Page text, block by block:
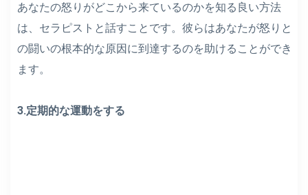
あなたの怒りがどこから来ているのかを知る良い方法
は、セラピストと話すことです。彼らはあなたが怒りと
の闘いの根本的な原因に到達するのを助けることができ
ます。
3.定期的な運動をする